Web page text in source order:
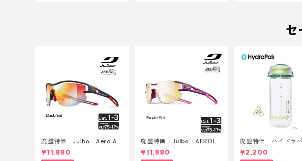
セ
廃盤特価 Julbo Aero Asi
anFit
¥11,880
廃盤特価 Julbo AEROLIT
E AsianFit
¥11,880
廃盤特価 ハイドラ
ク リーコン ツイス
ップ 500ml
¥2,200